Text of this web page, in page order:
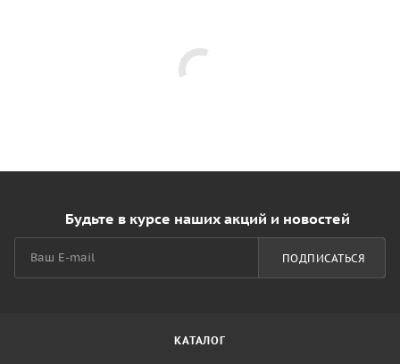
Будьте в курсе наших акций и новостей
ПОДПИСАТЬСЯ
КАТАЛОГ